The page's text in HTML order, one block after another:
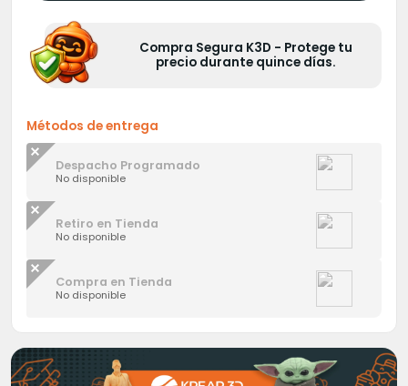
Compra Segura K3D - Protege tu
precio durante quince días.
Métodos de entrega
Despacho Programado
No disponible
Retiro en Tienda
No disponible
Compra en Tienda
No disponible